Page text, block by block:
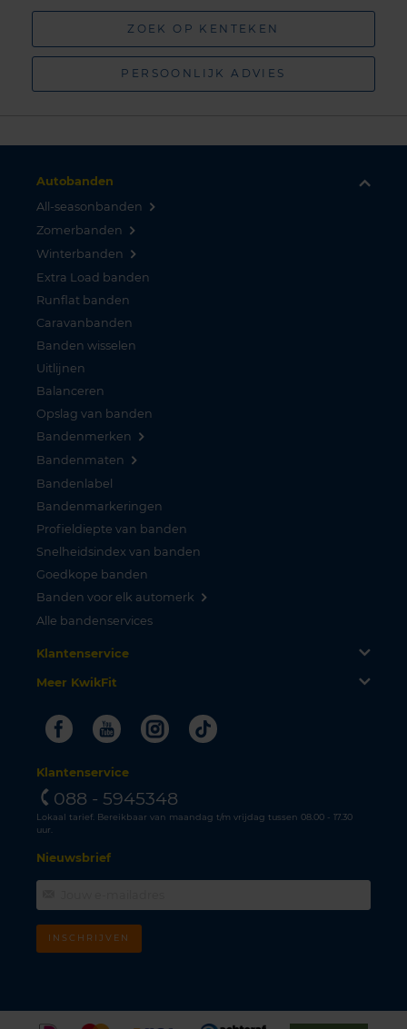
ZOEK OP KENTEKEN
PERSOONLIJK ADVIES
Autobanden
All-seasonbanden
Zomerbanden
Winterbanden
Extra Load banden
Runflat banden
Caravanbanden
Banden wisselen
Uitlijnen
Balanceren
Opslag van banden
Bandenmerken
Bandenmaten
Bandenlabel
Bandenmarkeringen
Profieldiepte van banden
Snelheidsindex van banden
Goedkope banden
Banden voor elk automerk
Alle bandenservices
Klantenservice
Meer KwikFit
FacebookYoutubeInstagram
Tiktok
Klantenservice
088 - 5945348
Lokaal tarief. Bereikbaar van maandag t/m vrijdag tussen 08.00 - 17.30
uur.
Nieuwsbrief
INSCHRIJVEN